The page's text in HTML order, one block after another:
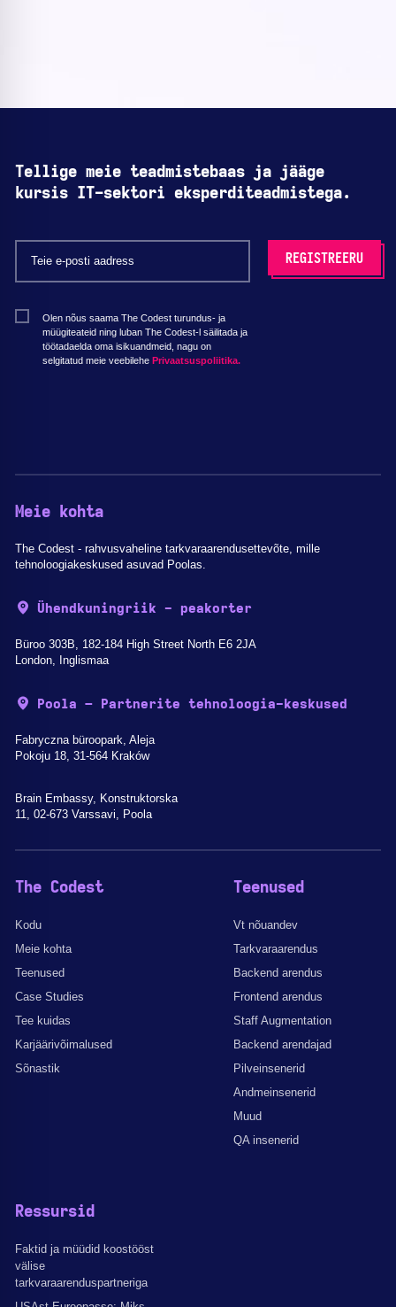
Tellige meie teadmistebaas ja jääge
kursis IT-sektori eksperditeadmistega.
Olen nõus saama The Codest turundus- ja
müügiteateid ning luban The Codest-l säilitada ja
töötadaelda oma isikuandmeid, nagu on
selgitatud meie veebilehe Privaatsuspoliitika.
Meie kohta
The Codest - rahvusvaheline tarkvaraarendusettevõte, mille
tehnoloogiakeskused asuvad Poolas.
Ühendkuningriik - peakorter
Büroo 303B, 182-184 High Street North E6 2JA
London, Inglismaa
Poola – Partnerite tehnoloogia-keskused
Fabryczna büroopark, Aleja
Pokoju 18, 31-564 Kraków
Brain Embassy, Konstruktorska
11, 02-673 Varssavi, Poola
The Codest
Kodu
Meie kohta
Teenused
Case Studies
Tee kuidas
Karjäärivõimalused
Sõnastik
Teenused
Vt nõuandev
Tarkvaraarendus
Backend arendus
Frontend arendus
Staff Augmentation
Backend arendajad
Pilveinsenerid
Andmeinsenerid
Muud
QA insenerid
Ressursid
Faktid ja müüdid koostööst
välise
tarkvaraarenduspartneriga